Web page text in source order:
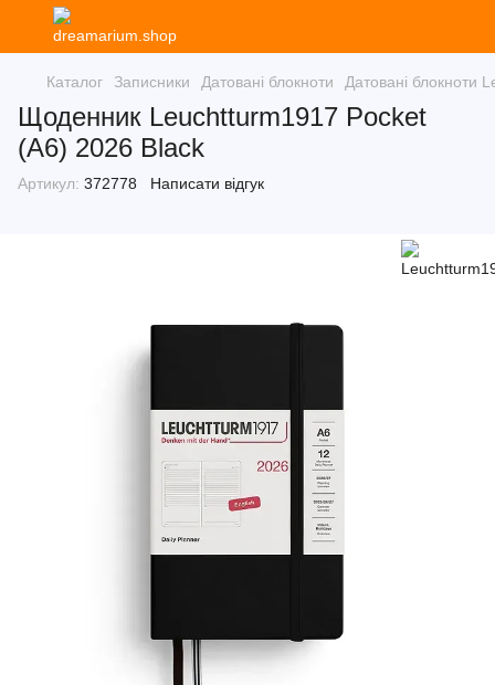
Каталог Записники Датовані блокноти Датовані блокноти
Щоденник Leuchtturm1917 Pocket
(A6) 2026 Black
Артикул: 372778 Написати відгук